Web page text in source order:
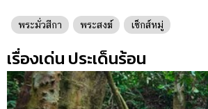
พระมั่วสีกา พระสงฆ์ เซ็กส์หมู่
เรื่องเด่น ประเด็นร้อน